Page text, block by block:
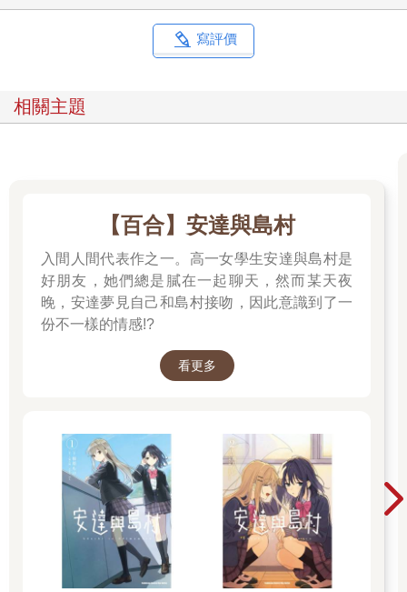
寫評價
相關主題
【百合】安達與島村
入間人間代表作之一。高一女學生安達與島村是
好朋友，她們總是膩在一起聊天，然而某天夜
晚，安達夢見自己和島村接吻，因此意識到了一
份不一樣的情感!?
看更多